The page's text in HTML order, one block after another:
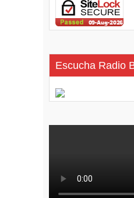
Escucha Radio